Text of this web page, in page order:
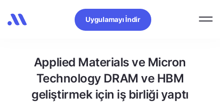
Uygulamayı İndir
Applied Materials ve Micron
Technology DRAM ve HBM
geliştirmek için iş birliği yaptı